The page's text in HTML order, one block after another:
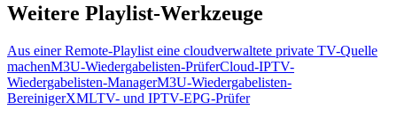
Weitere Playlist-Werkzeuge
Aus einer Remote-Playlist eine cloudverwaltete private TV-Quelle
machenM3U-Wiedergabelisten-PrüferCloud-IPTV-
Wiedergabelisten-ManagerM3U-Wiedergabelisten-
BereinigerXMLTV- und IPTV-EPG-Prüfer